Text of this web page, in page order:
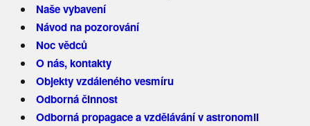
Naše vybavení
Návod na pozorování
Noc vědců
O nás, kontakty
Objekty vzdáleného vesmíru
Odborná činnost
Odborná propagace a vzdělávání v astronomii